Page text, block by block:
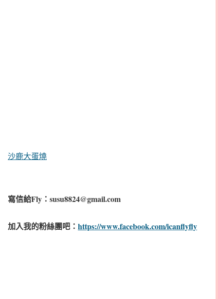
沙鹿大蛋燒
寫信給Fly：susu8824@gmail.com
加入我的粉絲團吧： https://www.facebook.com/icanflyfly